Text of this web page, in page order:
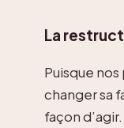
La
Puisque
changer sa
façon